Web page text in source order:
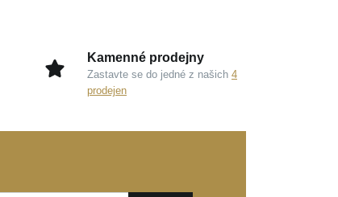
Kamenné prodejny
Zastavte se do jedné z našich 4
prodejen